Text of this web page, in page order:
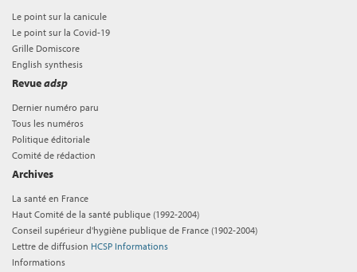
Le point sur la canicule
Le point sur la Covid-19
Grille Domiscore
English synthesis
Revueadsp
Dernier numéro paru
Tous les numéros
Politique éditoriale
Comité de rédaction
Archives
La santé en France
Haut Comité de la santé publique (1992-2004)
Conseil supérieur d'hygiène publique de France (1902-2004)
Lettre de diffusion HCSP Informations
Informations